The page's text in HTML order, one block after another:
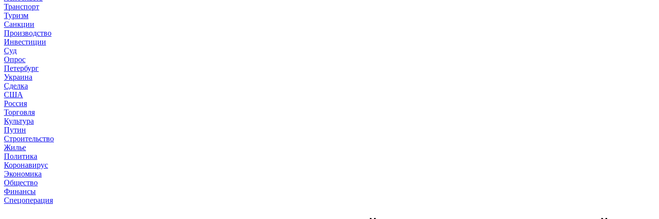
Транспорт
Туризм
Санкции
Производство
Инвестиции
Суд
Опрос
Петербург
Украина
Сделка
США
Россия
Торговля
Культура
Путин
Строительство
Жилье
Политика
Коронавирус
Экономика
Общество
Финансы
Спецоперация